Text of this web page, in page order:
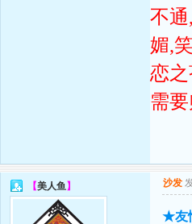
不
媚,
恋
需
【美人鱼】 沙发
★友